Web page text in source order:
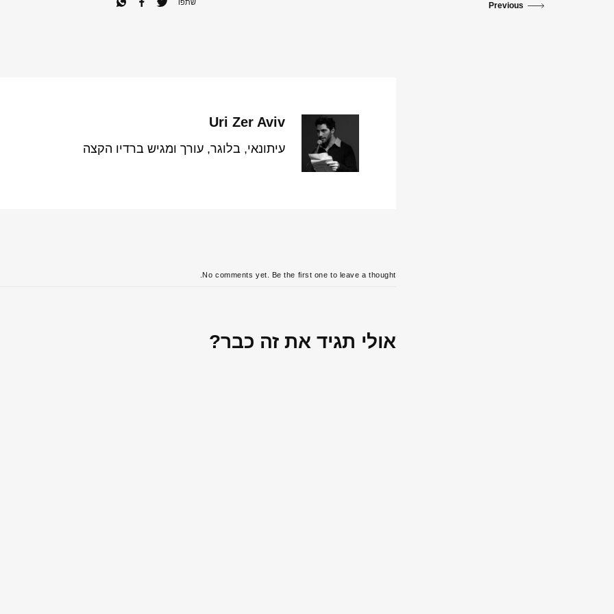
Previous שתפו
Uri Zer Aviv
עיתונאי, בלוגר, עורך ומגיש ברדיו הקצה
No comments yet. Be the first one to leave a thought.
אולי תגיד את זה כבר?